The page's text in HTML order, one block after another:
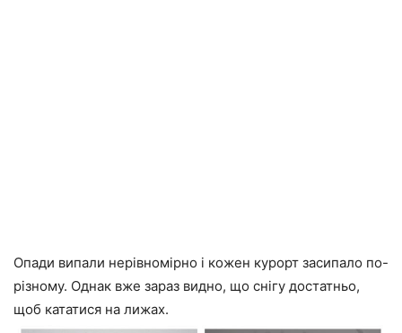
Опади випали нерівномірно і кожен курорт засипало по-
різному. Однак вже зараз видно, що снігу достатньо,
щоб кататися на лижах.